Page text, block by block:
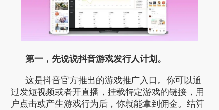
第一，先说说抖音游戏发行人计划。
这是抖音官方推出的游戏推广入口。你可以通
过发短视频或者开直播，挂载特定游戏的链接，用
户点击或产生游戏行为后，你就能拿到佣金。结算